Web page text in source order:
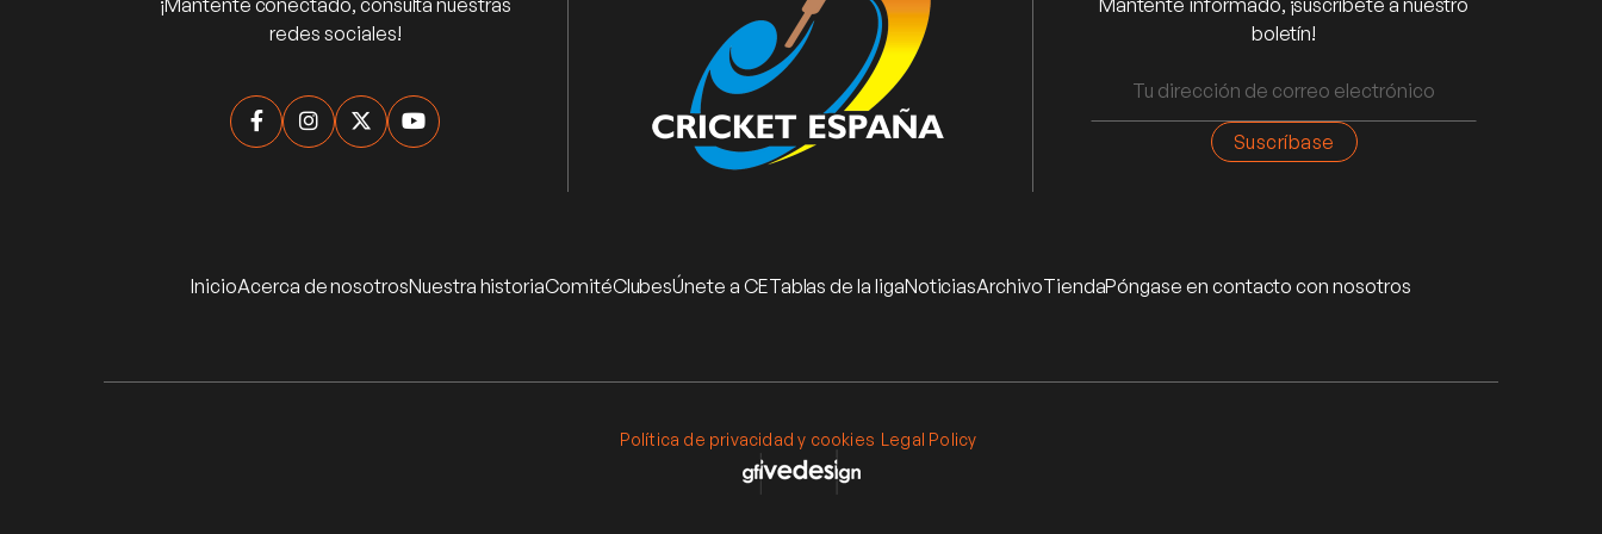
¡Mantente conectado, consulta nuestras
redes sociales!
   
Mantente informado, ¡suscríbete a nuestro
boletín!
InicioAcerca de nosotrosNuestra historiaComitéClubesÚnete a CETablas de la ligaNoticiasArchivoTiendaPóngase en contacto con nosotros
Política de privacidad y cookies Legal Policy